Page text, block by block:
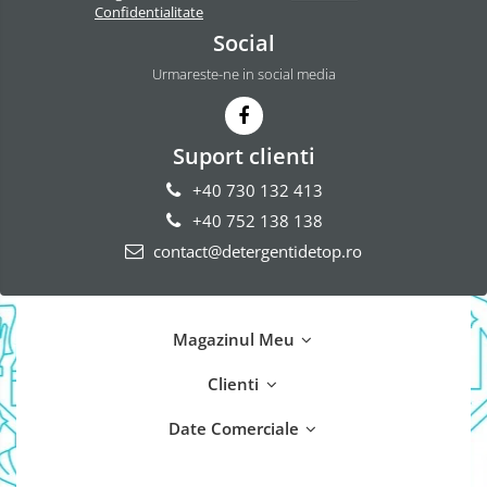
Produse Curatenie Baie
Prosoape de Hartie
Odorizant Camera Profesional
Odorizant Camera Air Wick
Odorizant Camera cu Betisoare
Confidentialitate
Social
Urmareste-ne in social media
Suport clienti
+40 730 132 413
+40 752 138 138
contact@detergentidetop.ro
Magazinul Meu
Clienti
Date Comerciale